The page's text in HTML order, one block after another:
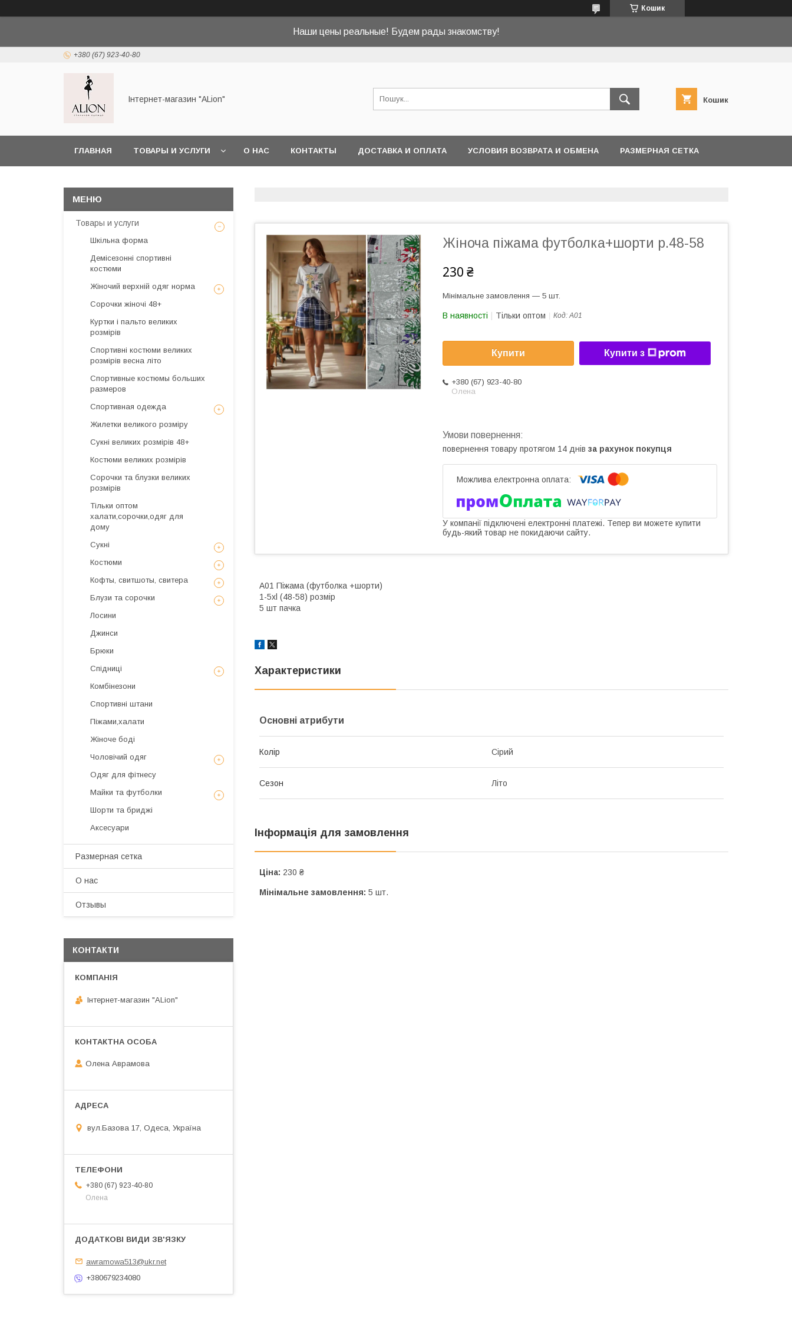
Кошик
Наши цены реальные! Будем рады знакомству!
+380 (67) 923-40-80
Інтернет-магазин "ALіon" Кошик
ГЛАВНАЯ ТОВАРЫ И УСЛУГИ О НАС КОНТАКТЫ ДОСТАВКА И ОПЛАТА УСЛОВИЯ ВОЗВРАТА И ОБМЕНА РАЗМЕРНАЯ СЕТКА
Жіноча піжама футболка+шорти р.48-58
230 ₴
Мінімальне замовлення — 5 шт.
В наявності Тільки оптом Код:А01
Купити Купити з
+380 (67) 923-40-80
Олена
повернення товару протягом 14 днів за рахунок покупця
У компанії підключені електронні платежі. Тепер ви можете купити
будь-який товар не покидаючи сайту.
A01 Піжама (футболка +шорти)
1-5xl (48-58) розмір
5 шт пачка
Характеристики
Основні атрибути
Колір Сірий
Сезон Літо
Інформація для замовлення
Ціна: 230 ₴
Мінімальне замовлення: 5 шт.
Товары и услуги
Шкільна форма
Демісезонні спортивні
костюми
Жіночий верхній одяг норма
Сорочки жіночі 48+
Куртки і пальто великих
розмірів
Спортивні костюми великих
розмірів весна літо
Спортивные костюмы больших
размеров
Спортивная одежда
Жилетки великого розміру
Сукні великих розмірів 48+
Костюми великих розмірів
Сорочки та блузки великих
розмірів
Тільки оптом
халати,сорочки,одяг для
дому
Сукні
Костюми
Кофты, свитшоты, свитера
Блузи та сорочки
Лосини
Джинси
Брюки
Спідниці
Комбінезони
Спортивні штани
Піжами,халати
Жіноче боді
Чоловічий одяг
Одяг для фітнесу
Майки та футболки
Шорти та бриджі
Аксесуари
Размерная сетка
О нас
Отзывы
КОНТАКТИ
Інтернет-магазин "ALіon"
Олена Аврамова
вул.Базова 17, Одеса, Україна
+380 (67) 923-40-80
Олена
awramowa513@ukr.net
+380679234080